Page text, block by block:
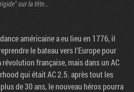
sur la tête...
américaine a eu lieu en 1776, il
le bateau vers l’Europe pour
française, mais dans un AC
qui était AC 2.5. après tout les
de 30 ans, le nouveau héros pourra